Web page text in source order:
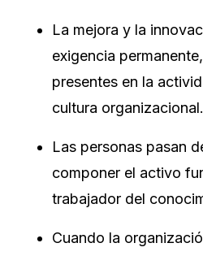
La mejora y la
exigencia
presentes en la
cultura organizacional.
Las personas pasan
componer el activo
trabajador del
Cuando la